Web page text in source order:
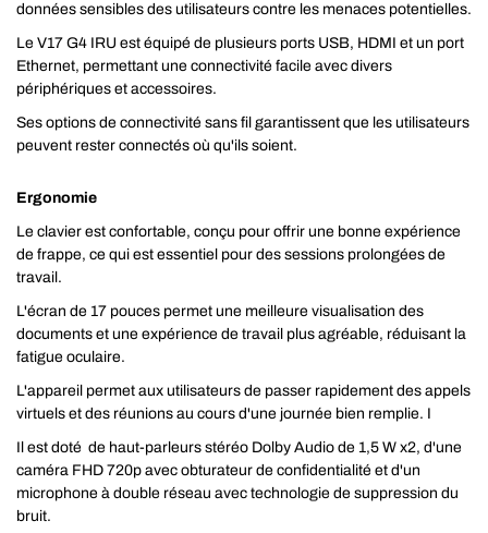
données sensibles des utilisateurs contre les menaces potentielles.
Le V17 G4 IRU est équipé de plusieurs ports USB, HDMI et un port
Ethernet, permettant une connectivité facile avec divers
périphériques et accessoires.
Ses options de connectivité sans fil garantissent que les utilisateurs
peuvent rester connectés où qu'ils soient.
Ergonomie
Le clavier est confortable, conçu pour offrir une bonne expérience
de frappe, ce qui est essentiel pour des sessions prolongées de
travail.
L'écran de 17 pouces permet une meilleure visualisation des
documents et une expérience de travail plus agréable, réduisant la
fatigue oculaire.
L'appareil permet aux utilisateurs de passer rapidement des appels
virtuels et des réunions au cours d'une journée bien remplie. I
Il est doté de haut-parleurs stéréo Dolby Audio de 1,5 W x2, d'une
caméra FHD 720p avec obturateur de confidentialité et d'un
microphone à double réseau avec technologie de suppression du
bruit.